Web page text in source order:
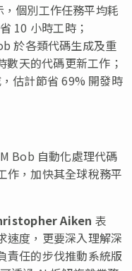
個別工作任務平均耗
10 小時工時；
於各類代碼生成及重
天的代碼更新工作；
估計節省 69% 開發時
Bob 自動化處理代碼
作，加快其全球稅務平
Aiken 表
速度，更要深入理解深
責任的步伐推動系統版